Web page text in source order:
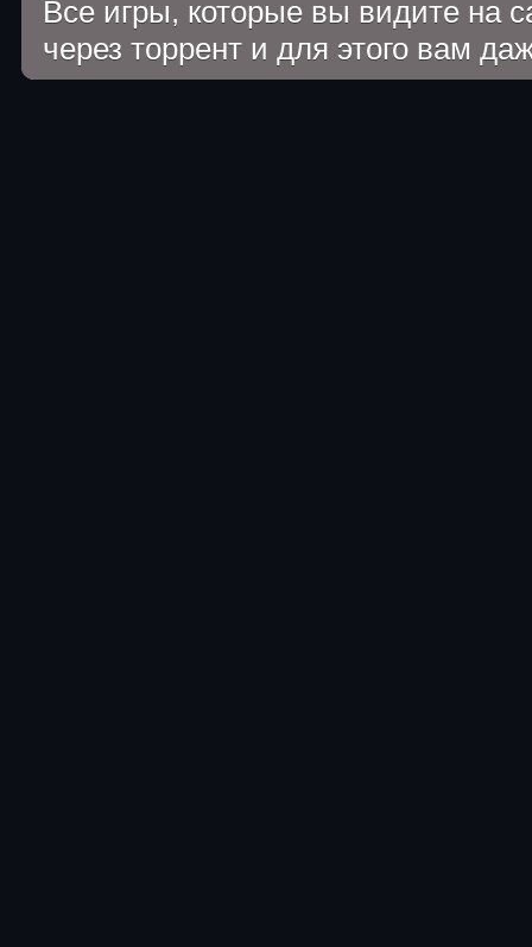
Все игры, которые вы видите на
через торрент и для этого вам